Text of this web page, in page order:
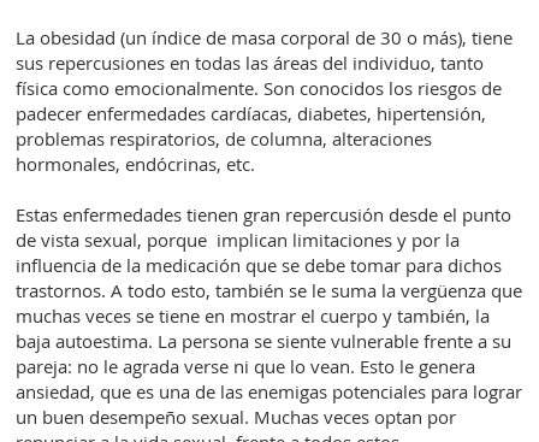
La obesidad (un índice de masa corporal de 30 o más), tiene
sus repercusiones en todas las áreas del individuo, tanto
física como emocionalmente. Son conocidos los riesgos de
padecer enfermedades cardíacas, diabetes, hipertensión,
problemas respiratorios, de columna, alteraciones
hormonales, endócrinas, etc.
Estas enfermedades tienen gran repercusión desde el punto
de vista sexual, porque implican limitaciones y por la
influencia de la medicación que se debe tomar para dichos
trastornos. A todo esto, también se le suma la vergüenza que
muchas veces se tiene en mostrar el cuerpo y también, la
baja autoestima. La persona se siente vulnerable frente a su
pareja: no le agrada verse ni que lo vean. Esto le genera
ansiedad, que es una de las enemigas potenciales para lograr
un buen desempeño sexual. Muchas veces optan por